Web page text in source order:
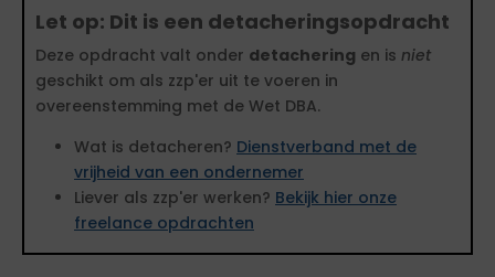
Let op: Dit is een detacheringsopdracht
Deze opdracht valt onder detachering en is niet
geschikt om als zzp'er uit te voeren in
overeenstemming met de Wet DBA.
Wat is detacheren? Dienstverband met de
vrijheid van een ondernemer
Liever als zzp'er werken? Bekijk hier onze
freelance opdrachten